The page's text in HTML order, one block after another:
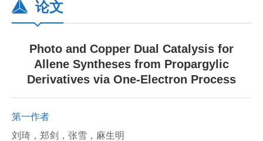
论文
Photo and Copper Dual Catalysis for
Allene Syntheses from Propargylic
Derivatives via One-Electron Process
第一作者
刘琦，郑剑，张雪，麻生明